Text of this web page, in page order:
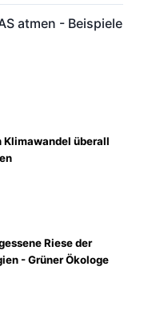
atmen - Beispiele
Klimawandel überall
Riese der
- Grüner Ökologe